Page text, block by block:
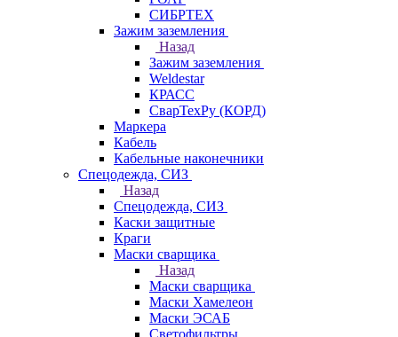
СИБРТЕХ
Зажим заземления
Назад
Зажим заземления
Weldestar
КРАСС
СварТехРу (КОРД)
Маркера
Кабель
Кабельные наконечники
Спецодежда, СИЗ
Назад
Спецодежда, СИЗ
Каски защитные
Краги
Маски сварщика
Назад
Маски сварщика
Маски Хамелеон
Маски ЭСАБ
Светофильтры